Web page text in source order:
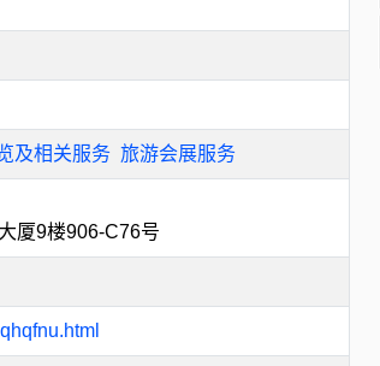
及相关服务 旅游会展服务
厦9楼906-C76号